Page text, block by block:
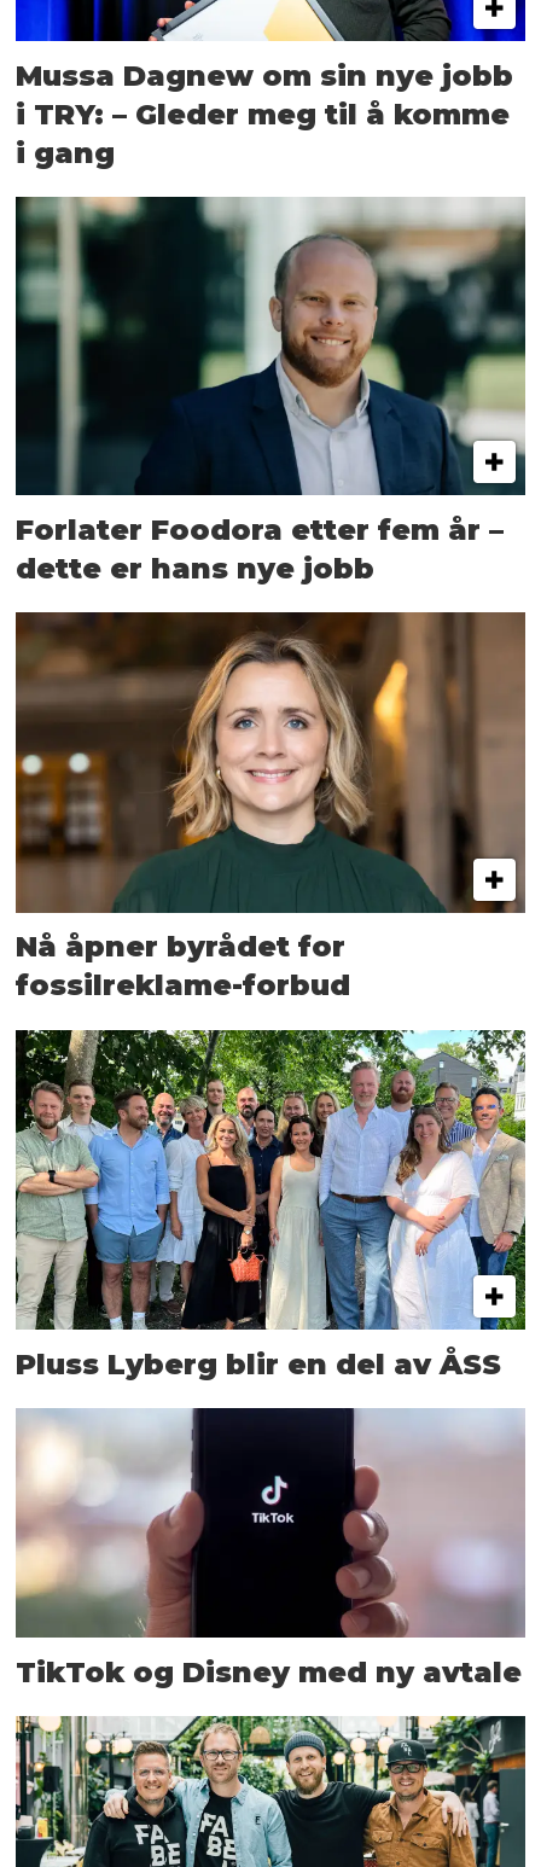
Mussa Dagnew om sin nye jobb
i TRY: – Gleder meg til å komme
i gang
Forlater Foodora etter fem år –
dette er hans nye jobb
Nå åpner byrådet for
fossilreklame-forbud
Pluss Lyberg blir en del av ÅSS
TikTok og Disney med ny avtale